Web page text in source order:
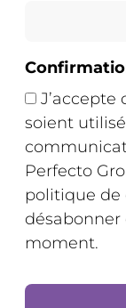
soient
Perfecto
politique de
moment.